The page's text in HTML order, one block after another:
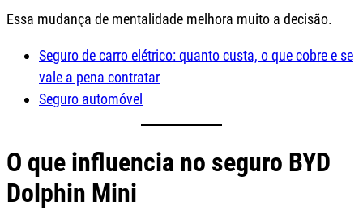
Essa mudança de mentalidade melhora muito a decisão.
Seguro de carro elétrico: quanto custa, o que cobre e se
vale a pena contratar
Seguro automóvel
O que influencia no seguro BYD
Dolphin Mini